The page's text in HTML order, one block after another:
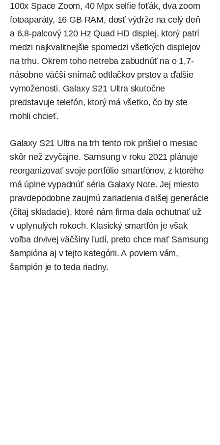
100x Space Zoom, 40 Mpx selfie foťák, dva zoom
fotoaparáty, 16 GB RAM, dosť výdrže na celý deň
a 6,8-palcový 120 Hz Quad HD displej, ktorý patrí
medzi najkvalitnejšie spomedzi všetkých displejov
na trhu. Okrem toho netreba zabudnúť na o 1,7-
násobne väčší snímač odtlačkov prstov a ďalšie
vymoženosti. Galaxy S21 Ultra skutočne
predstavuje telefón, ktorý má všetko, čo by ste
mohli chcieť.
Galaxy S21 Ultra na trh tento rok prišiel o mesiac
skôr než zvyčajne. Samsung v roku 2021 plánuje
reorganizovať svoje portfólio smartfónov, z ktorého
má úplne vypadnúť séria Galaxy Note. Jej miesto
pravdepodobne zaujmú zariadenia ďalšej generácie
(čítaj skladacie), ktoré nám firma dala ochutnať už
v uplynulých rokoch. Klasický smartfón je však
voľba drvivej väčšiny ľudí, preto chce mať Samsung
šampióna aj v tejto kategórii. A poviem vám,
šampión je to teda riadny.